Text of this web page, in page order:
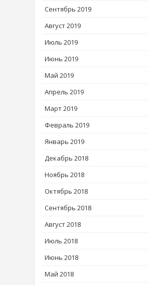
Сентябрь 2019
Август 2019
Июль 2019
Июнь 2019
Май 2019
Апрель 2019
Март 2019
Февраль 2019
Январь 2019
Декабрь 2018
Ноябрь 2018
Октябрь 2018
Сентябрь 2018
Август 2018
Июль 2018
Июнь 2018
Май 2018